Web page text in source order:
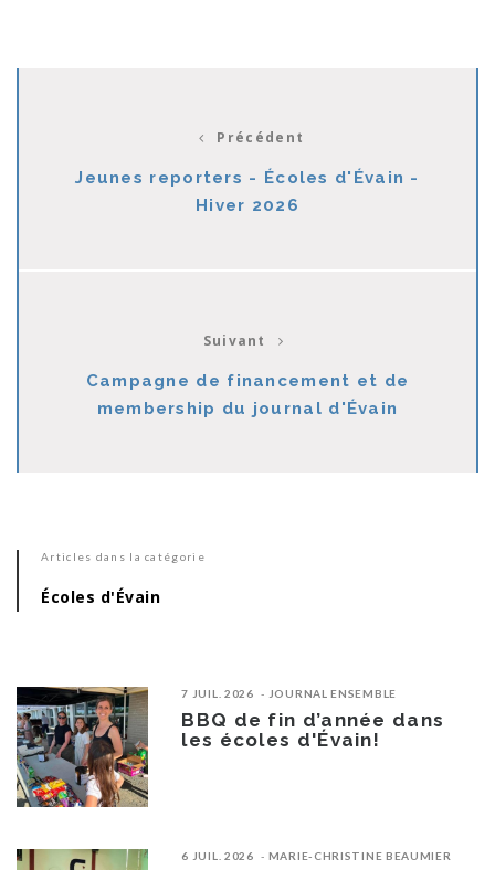
Précédent
Jeunes reporters - Écoles d'Évain -
Hiver 2026
Suivant
Campagne de financement et de
membership du journal d'Évain
Articles dans la catégorie
Écoles d'Évain
7 JUIL. 2026 JOURNAL ENSEMBLE
BBQ de fin d’année dans
les écoles d'Évain!
6 JUIL. 2026 MARIE-CHRISTINE BEAUMIER